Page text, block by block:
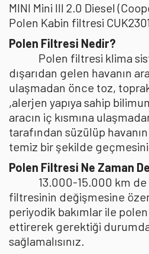
MINI Mini III 2.0 Diesel
Polen Kabin filtresi
Polen Filtresi Nedir?
Polen filtresi klima
dışarıdan gelen havanın
ulaşmadan önce toz,
,alerjen yapıya sahip
aracın iç kısmına
tarafından süzülüp havanın
temiz bir şekilde
Polen Filtresi Ne Zaman
13.000-15.000 km de
filtresinin değişmesine
periyodik bakımlar ile
ettirerek gerektiği
sağlamalısınız.